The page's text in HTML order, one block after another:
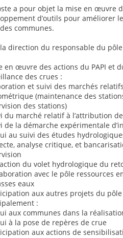
a pour objet la mise en œuvre
d’outils pour améliorer
communes.
direction du responsable du
en œuvre des actions du PAPI et
des crues :
et suivi des marchés
(maintenance des
des stations)
du marché relatif à l’attribution
de la démarche expérimentale
au suivi des études
analyse critique, et
du volet hydrologique du
avec le pôle ressources
eaux
aux autres projets du
:
aux communes dans la
à la pose de repères de crue
aux actions de